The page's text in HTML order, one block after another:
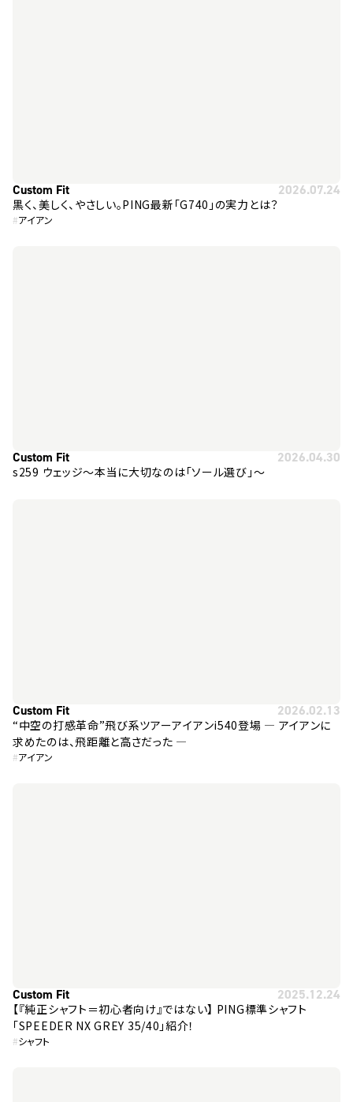
Custom Fit 2026.07.24
黒く、美しく、やさしい。PING最新「G740」の実力とは？
#アイアン
Custom Fit 2026.04.30
s259 ウェッジ～本当に大切なのは「ソール選び」～
Custom Fit 2026.02.13
“中空の打感革命”飛び系ツアーアイアンi540登場 ― アイアンに
求めたのは、飛距離と高さだった ―
#アイアン
Custom Fit 2025.12.24
【『純正シャフト＝初心者向け』ではない】 PING標準シャフト
「SPEEDER NX GREY 35/40」紹介！
#シャフト